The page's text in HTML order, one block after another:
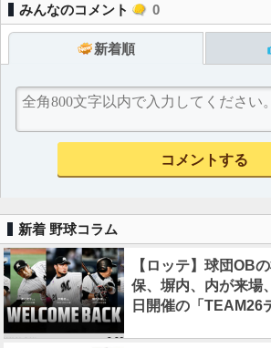
みんなのコメント 0
新着順
新着 野球コラム
【ロッテ】球団OB
保、塀内、内が来場
日開催の「TEAM26